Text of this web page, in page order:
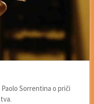
Sorrentina o priči